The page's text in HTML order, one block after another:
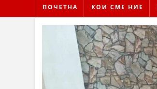
ПОЧЕТНА КОИ СМЕ НИЕ